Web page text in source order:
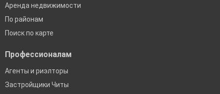
Аренда недвижимости
По районам
Поиск по карте
Профессионалам
Агенты и риэлторы
Застройщики Читы